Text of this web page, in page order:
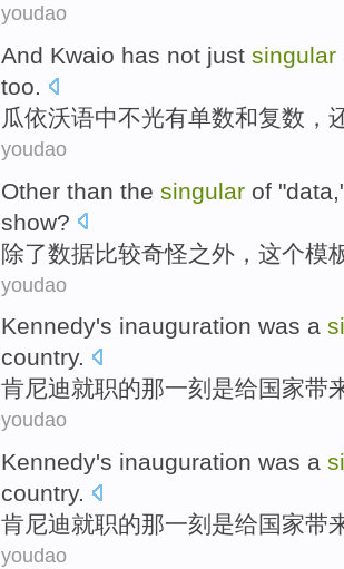
youdao
And Kwaio has not just singular
too.
瓜依沃语中不光有单数和复数 ，
youdao
Other than the singular of "data
show?
除了数据比较奇怪之外， 这个模
youdao
Kennedy's inauguration was a
country.
肯尼迪就职的那一刻是给国家带
youdao
Kennedy's inauguration was a
country.
肯尼迪就职的那一刻是给国家带
youdao